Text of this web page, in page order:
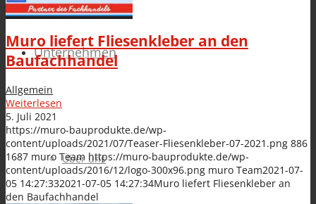
Unternehmen
Über uns
Muro liefert Fliesenkleber an den
Baufachhandel
Allgemein
Weiterlesen
5. Juli 2021
https://muro-bauprodukte.de/wp-
content/uploads/2021/07/Teaser-Fliesenkleber-07-2021.png 886
1687 muro Team https://muro-bauprodukte.de/wp-
content/uploads/2016/12/logo-300x96.png muro Team2021-07-
05 14:27:332021-07-05 14:27:34Muro liefert Fliesenkleber an
den Baufachhandel